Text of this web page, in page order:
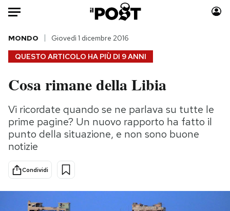
Auto
HOME
Italia
Politica
Tecnologia
Internet
Scienza
Cultura
Economia
Sport
Moda
Consumismi
Storie/Idee
Altrecose
Mondiali calcio 2026
QUESTO ARTICOLO HA PIÙ DI 9 ANNI
MONDO Giovedì 1 dicembre 2016
Cosa rimane della Libia
Vi ricordate quando se ne parlava su tutte le
prime pagine? Un nuovo rapporto ha fatto il
punto della situazione, e non sono buone
notizie
Condividi